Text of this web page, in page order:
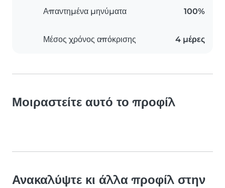
Απαντημένα μηνύματα 100%
Μέσος χρόνος απόκρισης 4 μέρες
Μοιραστείτε αυτό το προφίλ
Ανακαλύψτε κι άλλα προφίλ στην